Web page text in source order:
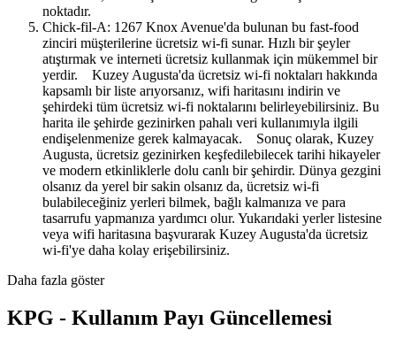
noktadır.
Chick-fil-A: 1267 Knox Avenue'da bulunan bu fast-food
zinciri müşterilerine ücretsiz wi-fi sunar. Hızlı bir şeyler
atıştırmak ve interneti ücretsiz kullanmak için mükemmel bir
yerdir. Kuzey Augusta'da ücretsiz wi-fi noktaları hakkında
kapsamlı bir liste arıyorsanız, wifi haritasını indirin ve
şehirdeki tüm ücretsiz wi-fi noktalarını belirleyebilirsiniz. Bu
harita ile şehirde gezinirken pahalı veri kullanımıyla ilgili
endişelenmenize gerek kalmayacak. Sonuç olarak, Kuzey
Augusta, ücretsiz gezinirken keşfedilebilecek tarihi hikayeler
ve modern etkinliklerle dolu canlı bir şehirdir. Dünya gezgini
olsanız da yerel bir sakin olsanız da, ücretsiz wi-fi
bulabileceğiniz yerleri bilmek, bağlı kalmanıza ve para
tasarrufu yapmanıza yardımcı olur. Yukarıdaki yerler listesine
veya wifi haritasına başvurarak Kuzey Augusta'da ücretsiz
wi-fi'ye daha kolay erişebilirsiniz.
Daha fazla göster
KPG - Kullanım Payı Güncellemesi